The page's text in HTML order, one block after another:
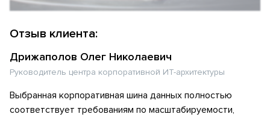
Отзыв клиента:
Дрижаполов Олег Николаевич
Руководитель центра корпоративной ИТ-архитектуры
Выбранная корпоративная шина данных полностью
соответствует требованиям по масштабируемости,